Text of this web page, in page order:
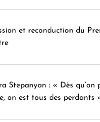
et reconduction du
Stepanyan : « Dès qu’on
on est tous des perdants